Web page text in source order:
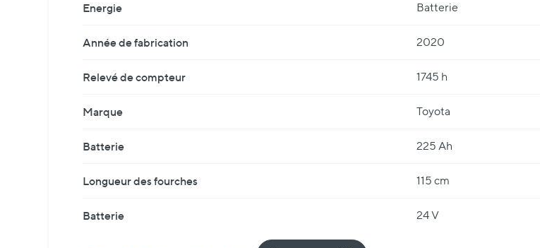
Energie Batterie
Année de fabrication 2020
Relevé de compteur 1745 h
Marque Toyota
Batterie 225 Ah
Longueur des fourches 115 cm
Batterie 24 V